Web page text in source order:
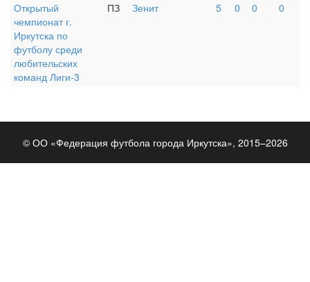
Открытый
чемпионат г.
Иркутска по
футболу среди
любительских
команд Лиги-3
ПЗ Зенит 5 0 0 0
© ОО «Федерация футбола города Иркутска», 2015–2026